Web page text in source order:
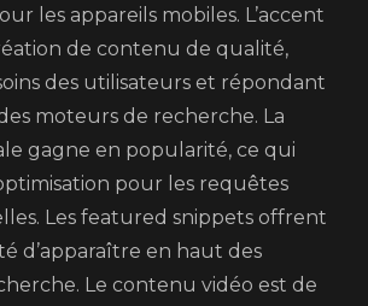
les appareils mobiles. L’accent
de contenu de qualité,
des utilisateurs et répondant
moteurs de recherche. La
gagne en popularité, ce qui
pour les requêtes
Les featured snippets offrent
d’apparaître en haut des
Le contenu vidéo est de